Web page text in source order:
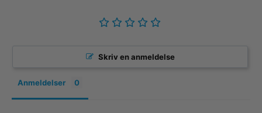
Skriv en anmeldelse
Anmeldelser